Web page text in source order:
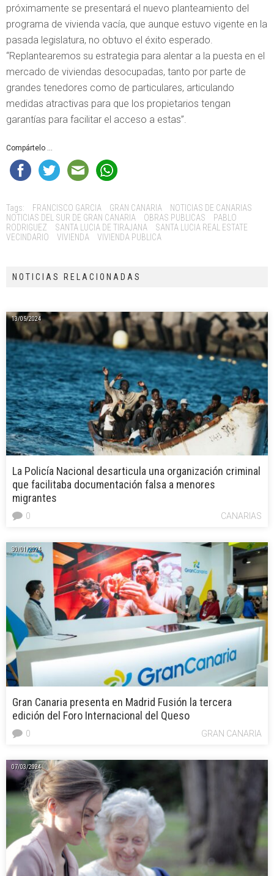
próximamente se presentará el nuevo planteamiento del
programa de vivienda vacía, que aunque estuvo vigente en la
pasada legislatura, no obtuvo el éxito esperado.
“Replantearemos su estrategia para alentar a la puesta en el
mercado de viviendas desocupadas, tanto por parte de
grandes tenedores como de particulares, articulando
medidas atractivas para que los propietarios tengan
garantías para facilitar el acceso a estas”.
Compártelo ...
Tags: FRANCISCO GARCIA GRAN CANARIA
NOTICIAS DE CANARIAS
NOTICIAS DEL SUR DE GRAN CANARIA
OBRAS PUBLICAS
PABLO
RODRIGUEZ
SANTA LUCIA DE TIRAJANA
SANTA LUCIA REAL ESTATE
VECINDARIO
VIVIENDA VIVIENDA PUBLICA
NOTICIAS RELACIONADAS
13/05/2024
La Policía Nacional desarticula una organización criminal
que facilitaba documentación falsa a menores
migrantes
CANARIAS
0
30/01/2024
Gran Canaria presenta en Madrid Fusión la tercera
edición del Foro Internacional del Queso
GRAN CANARIA
0
07/03/2024